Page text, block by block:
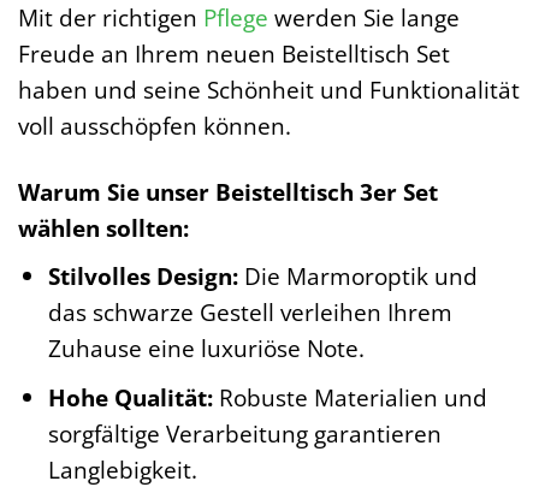
Mit der richtigen Pflege werden Sie lange
Freude an Ihrem neuen Beistelltisch Set
haben und seine Schönheit und Funktionalität
voll ausschöpfen können.
Warum Sie unser Beistelltisch 3er Set
wählen sollten:
Stilvolles Design:Die Marmoroptik und
das schwarze Gestell verleihen Ihrem
Zuhause eine luxuriöse Note.
Hohe Qualität:Robuste Materialien und
sorgfältige Verarbeitung garantieren
Langlebigkeit.